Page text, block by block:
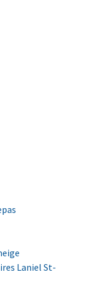
Laniel St-